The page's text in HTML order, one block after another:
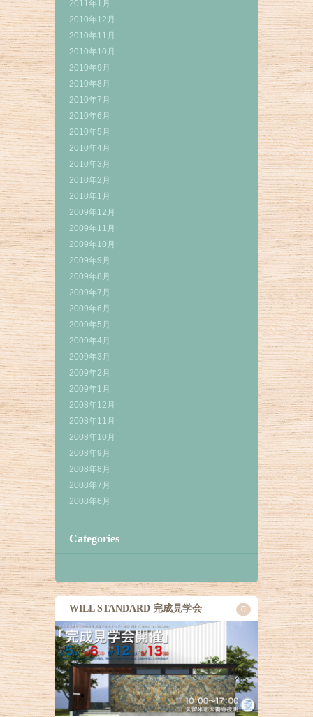
2011年1月
2010年12月
2010年11月
2010年10月
2010年9月
2010年8月
2010年7月
2010年6月
2010年5月
2010年4月
2010年3月
2010年2月
2010年1月
2009年12月
2009年11月
2009年10月
2009年9月
2009年8月
2009年7月
2009年6月
2009年5月
2009年4月
2009年3月
2009年2月
2009年1月
2008年12月
2008年11月
2008年10月
2008年9月
2008年8月
2008年7月
2008年6月
Categories
WILL STANDARD 完成見学会 0